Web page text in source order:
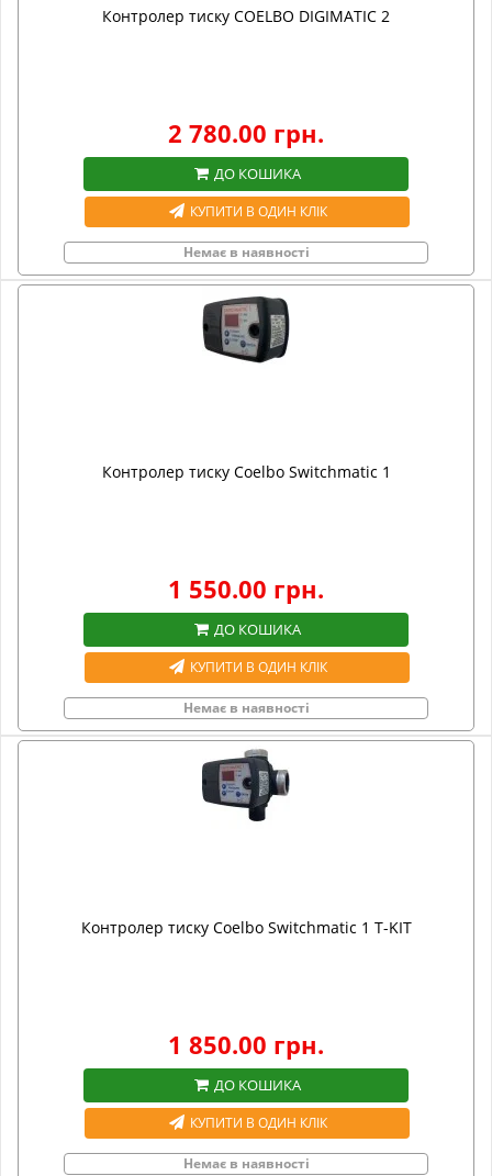
Контролер тиску COELBO DIGIMATIC 2
2 780.00 грн.
ДО КОШИКА
КУПИТИ В ОДИН КЛІК
Немає в наявності
Контролер тиску Coelbo Switchmatic 1
1 550.00 грн.
ДО КОШИКА
КУПИТИ В ОДИН КЛІК
Немає в наявності
Контролер тиску Coelbo Switchmatic 1 T-KIT
1 850.00 грн.
ДО КОШИКА
КУПИТИ В ОДИН КЛІК
Немає в наявності